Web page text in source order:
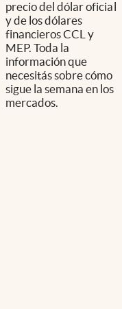
precio del dólar oficial
y de los dólares
financieros CCL y
MEP. Toda la
información que
necesitás sobre cómo
sigue la semana en los
mercados.